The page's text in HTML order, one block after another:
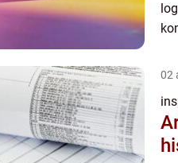
02